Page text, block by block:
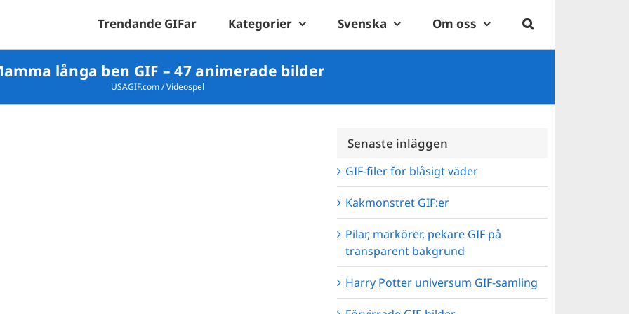
Trendande GIFar Kategorier Svenska Om oss
långa ben GIF – 47 animerade bilder
USAGIF.com/Videospel
Senaste inläggen
GIF-filer för blåsigt väder
Kakmonstret GIF:er
Pilar, markörer, pekare GIF på
transparent bakgrund
Harry Potter universum GIF-samling